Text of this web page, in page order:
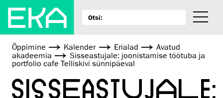
Õppimine Kalender Erialad
Avatud
akadeemia
Sisseastujale: joonistamise töötuba ja
portfolio cafe Telliskivi sünnipäeval
SISSEASTUJALE: